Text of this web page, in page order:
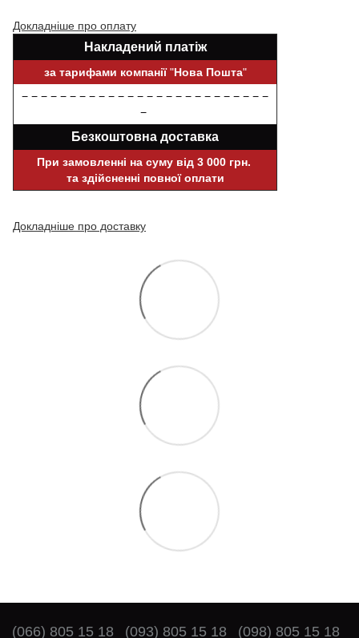
Докладніше про оплату
Накладений платіж
за тарифами компанії"Нова Пошта"
− − − − − − − − − − − − − − − − − − − − − − − − − −
−
Безкоштовна доставка
При замовленні на суму від 3 000 грн.
та здійсненні повної оплати
Докладніше про доставку
(066) 805 15 18 (093) 805 15 18 (098) 805 15 18